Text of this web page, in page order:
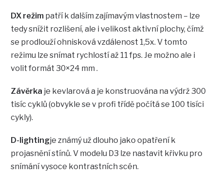
DX režim patří k dalším zajímavým vlastnostem – lze
tedy snížit rozlišení, ale i velikost aktivní plochy, čímž
se prodlouží ohnisková vzdálenost 1,5x. V tomto
režimu lze snímat rychlostí až 11 fps. Je možno ale i
volit formát 30×24 mm .
Závěrka je kevlarová a je konstruována na výdrž 300
tisíc cyklů (obvykle se v profi třídě počítá se 100 tisíci
cykly).
D-lightingje známý už dlouho jako opatření k
projasnění stínů. V modelu D3 lze nastavit křivku pro
snímání vysoce kontrastních scén.